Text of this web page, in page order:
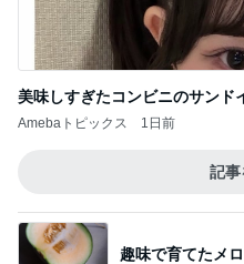
美味しすぎたコンビニのサンド
Amebaトピックス 1日前
記事
趣味で育てたメ